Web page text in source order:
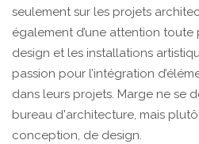
seulement sur les projets
également d’une attention
design et les installations
passion pour l’intégration
dans leurs projets. Marge ne se
bureau d'architecture, mais
conception, de design.